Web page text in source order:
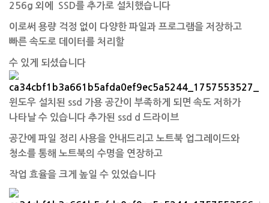
256g 외에
SSD를 추가로 설치 했습니다
이로써 용량 걱정 없이 다양한 파일과 프로그램을 저장하고
빠른 속도로 데이터를 처리할
수 있게 되셨습니다
윈도우 설치된 ssd 가용 공간이 부족하게 되면 속도 저하가
나타날 수 있습니다 추가된 ssd d 드라이브
공간에 파일 정리 사용을 안내드리고 노트북 업그레이드와
청소를 통해 노트북의 수명을 연장하고
작업 효율을 크게 높일 수 있었습니다